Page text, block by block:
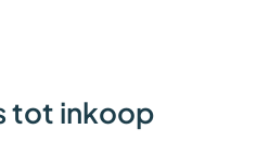
tot inkoop